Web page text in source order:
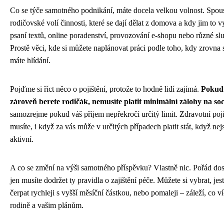
Co se týče samotného podnikání, máte docela velkou volnost.
rodičovské volí činnosti, které se dají dělat z domova a kdy jim to
psaní textů, online poradenství, provozování e-shopu nebo různé
Prostě věci, kde si můžete naplánovat práci podle toho, kdy zrovna
máte hlídání.
Pojďme si říct něco o pojištění, protože to hodně lidí zajímá.
zároveň berete rodičák, nemusíte platit minimální zálohy na
samozrejme pokud váš příjem nepřekročí určitý limit. Zdravotní
musíte, i když za vás může v určitých případech platit stát, když
aktivní.
A co se změní na výši samotného příspěvku? Vlastně nic. Pořád
jen musíte dodržet ty pravidla o zajištění péče. Můžete si vybrat,
čerpat rychleji s vyšší měsíční částkou, nebo pomaleji – záleží, co
rodině a vašim plánům.